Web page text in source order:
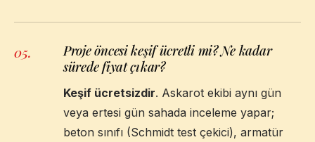
05.
Proje öncesi keşif ücretli mi? Ne kadar
sürede fiyat çıkar?
Keşif ücretsizdir. Askarot ekibi aynı gün
veya ertesi gün sahada inceleme yapar;
beton sınıfı (Schmidt test çekici), armatür